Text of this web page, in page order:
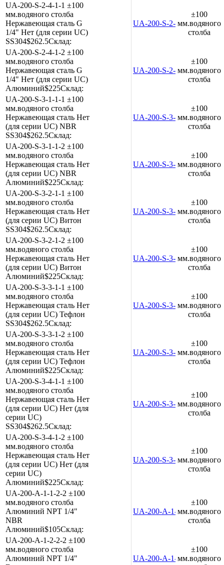
UA-200-S-2-4-1-1 ±100
мм.водяного столба
Нержавеющая сталь G
1/4" Нет (для серии UC)
SS304$262.5Склад:
UA-200-S-2-4-1-1
±100
мм.водяного
столба
UA-200-S-2-4-1-2 ±100
мм.водяного столба
Нержавеющая сталь G
1/4" Нет (для серии UC)
Алюминий$225Склад:
UA-200-S-2-4-1-2
±100
мм.водяного
столба
UA-200-S-3-1-1-1 ±100
мм.водяного столба
Нержавеющая сталь Нет
(для серии UC) NBR
SS304$262.5Склад:
UA-200-S-3-1-1-1
±100
мм.водяного
столба
UA-200-S-3-1-1-2 ±100
мм.водяного столба
Нержавеющая сталь Нет
(для серии UC) NBR
Алюминий$225Склад:
UA-200-S-3-1-1-2
±100
мм.водяного
столба
UA-200-S-3-2-1-1 ±100
мм.водяного столба
Нержавеющая сталь Нет
(для серии UC) Витон
SS304$262.5Склад:
UA-200-S-3-2-1-1
±100
мм.водяного
столба
UA-200-S-3-2-1-2 ±100
мм.водяного столба
Нержавеющая сталь Нет
(для серии UC) Витон
Алюминий$225Склад:
UA-200-S-3-2-1-2
±100
мм.водяного
столба
UA-200-S-3-3-1-1 ±100
мм.водяного столба
Нержавеющая сталь Нет
(для серии UC) Тефлон
SS304$262.5Склад:
UA-200-S-3-3-1-1
±100
мм.водяного
столба
UA-200-S-3-3-1-2 ±100
мм.водяного столба
Нержавеющая сталь Нет
(для серии UC) Тефлон
Алюминий$225Склад:
UA-200-S-3-3-1-2
±100
мм.водяного
столба
UA-200-S-3-4-1-1 ±100
мм.водяного столба
Нержавеющая сталь Нет
(для серии UC) Нет (для
серии UC)
SS304$262.5Склад:
UA-200-S-3-4-1-1
±100
мм.водяного
столба
UA-200-S-3-4-1-2 ±100
мм.водяного столба
Нержавеющая сталь Нет
(для серии UC) Нет (для
серии UC)
Алюминий$225Склад:
UA-200-S-3-4-1-2
±100
мм.водяного
столба
UA-200-A-1-1-2-2 ±100
мм.водяного столба
Алюминий NPT 1/4"
NBR
Алюминий$105Склад:
UA-200-A-1-1-2-2
±100
мм.водяного
столба
UA-200-A-1-2-2-2 ±100
мм.водяного столба
Алюминий NPT 1/4"
UA-200-A-1-2-2-2
±100
мм.водяного